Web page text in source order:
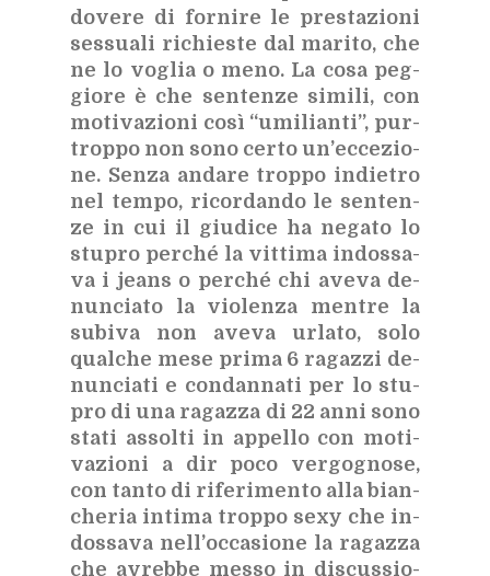
do­ve­re di for­ni­re le pre­sta­zio­ni
ses­sua­li ri­chie­ste dal ma­ri­to, che
ne lo vo­glia o meno. La cosa peg­
gio­re è che sen­ten­ze si­mi­li, con
mo­ti­va­zio­ni così “umi­lian­ti”, pur­
trop­po non sono cer­to un’ec­ce­zio­
ne. Sen­za an­da­re trop­po in­die­tro
nel tem­po, ri­cor­dan­do le sen­ten­
ze in cui il giu­di­ce ha ne­ga­to lo
stu­pro per­ché la vit­ti­ma in­dos­sa­
va i jeans o per­ché chi ave­va de­
nun­cia­to la vio­len­za men­tre la
su­bi­va non ave­va ur­la­to, solo
qual­che mese pri­ma 6 ra­gaz­zi de­
nun­cia­ti e con­dan­na­ti per lo stu­
pro di una ra­gaz­za di 22 anni sono
sta­ti as­sol­ti in ap­pel­lo con mo­ti­
va­zio­ni a dir poco ver­go­gno­se,
con tan­to di ri­fe­ri­men­to alla bian­
che­ria in­ti­ma trop­po sexy che in­
dos­sa­va nel­l’oc­ca­sio­ne la ra­gaz­za
che avreb­be mes­so in di­scus­sio­